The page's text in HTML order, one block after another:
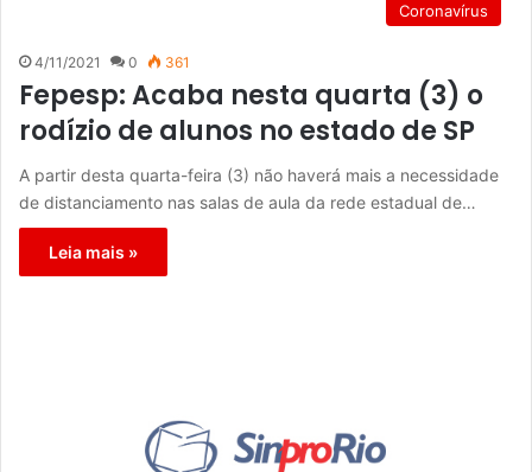
Coronavírus
4/11/2021 0 361
Fepesp: Acaba nesta quarta (3) o
rodízio de alunos no estado de SP
A partir desta quarta-feira (3) não haverá mais a necessidade
de distanciamento nas salas de aula da rede estadual de…
Leia mais »